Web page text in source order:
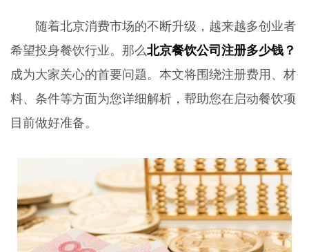
随着北京消费市场的不断升级，越来越多创业者
希望投身餐饮行业。那么北京餐饮公司注册多少钱？
成为大家关心的首要问题。本文将围绕注册费用、材
料、条件等方面为您详细解析，帮助您在启动餐饮项
目前做好准备。